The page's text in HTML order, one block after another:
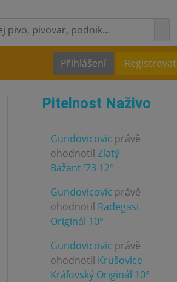
Přihlášení Registrovat
Pitelnost Naživo
Gundovicovic právě
ohodnotil Zlatý
Bažant ’73 12°
Gundovicovic právě
ohodnotil Radegast
Originál 10°
Gundovicovic právě
ohodnotil Krušovice
Kráľovský Originál 10°